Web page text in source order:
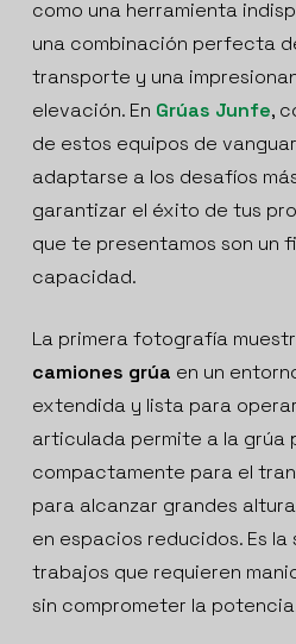
como una herramienta
una combinación perfecta
transporte y una
elevación. En Grúas Junfe,
de estos equipos de
adaptarse a los desafíos
garantizar el éxito de tus
que te presentamos son un
capacidad.
La primera fotografía
camiones grúa en un
extendida y lista para
articulada permite a la grúa
compactamente para el
para alcanzar grandes
en espacios reducidos. Es
trabajos que requieren
sin comprometer la